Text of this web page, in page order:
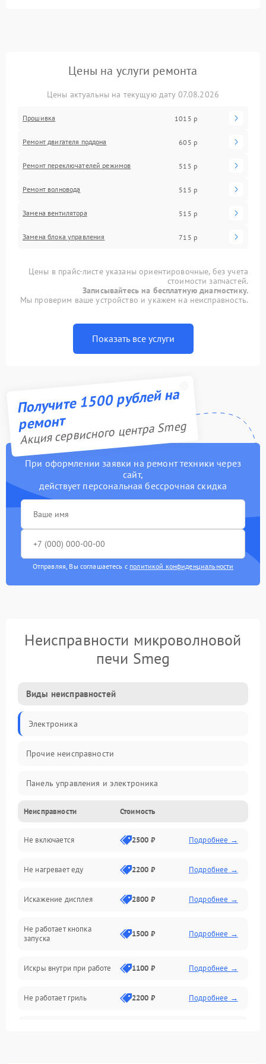
Цены на услуги ремонта
Цены актуальны на текущую дату 07.08.2026
Прошивка 1015 р
Ремонт двигателя поддона 605 р
Ремонт переключателей режимов 515 р
Ремонт волновода 515 р
Замена вентилятора 515 р
Замена блока управления 715 р
Цены в прайс-листе указаны ориентировочные, без учета
стоимости запчастей.
Записывайтесь на бесплатную диагностику.
Мы проверим ваше устройство и укажем на неисправность.
Показать все услуги
Получите 1500 рублей на
ремонт
Акция сервисного центра Smeg
При оформлении заявки на ремонт техники через
сайт,
действует персональная бессрочная скидка
Отправляя, Вы соглашаетесь с политикой конфиденциальности
Неисправности микроволновой
печи Smeg
Виды неисправностей
Электроника
Прочие неисправности
Панель управления и электроника
Дверца и корпус
Механика и внутренние элементы
Механические повреждения
Питание и запуск
Нагрев и приготовление
Программное обеспечение
Неисправности Стоимость
Не включается 2500 ₽ Подробнее →
Не нагревает еду 2200 ₽ Подробнее →
Искажение дисплея 2800 ₽ Подробнее →
Не работает кнопка
запуска
1500 ₽ Подробнее →
Искры внутри при работе 1100 ₽ Подробнее →
Не работает гриль 2200 ₽ Подробнее →